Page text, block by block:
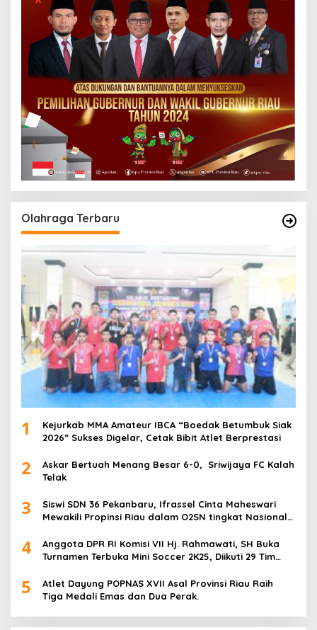
Olahraga Terbaru
1
Kejurkab MMA Amateur IBCA “Boedak Betumbuk Siak
2026” Sukses Digelar, Cetak Bibit Atlet Berprestasi
2
Askar Bertuah Menang Besar 6-0, Sriwijaya FC Kalah
Telak
3
Siswi SDN 36 Pekanbaru, Ifrassel Cinta Maheswari
Mewakili Propinsi Riau dalam O2SN tingkat Nasional
4
Anggota DPR RI Komisi VII Hj. Rahmawati, SH Buka
Turnamen Terbuka Mini Soccer 2K25, Diikuti 29 Tim
5
Atlet Dayung POPNAS XVII Asal Provinsi Riau Raih
Tiga Medali Emas dan Dua Perak.